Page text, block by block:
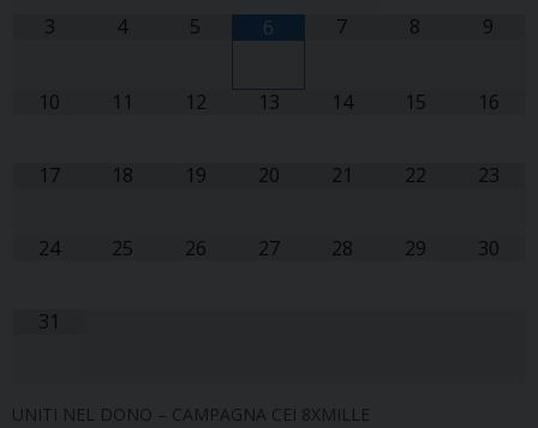
3 4 5 6 7 8 9
10 11 12 13 14 15 16
17 18 19 20 21 22 23
24 25 26 27 28 29 30
31
UNITI NEL DONO – CAMPAGNA CEI 8XMILLE